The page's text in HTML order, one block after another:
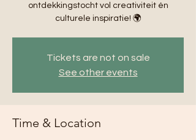
ontdekkingstocht vol creativiteit én
culturele inspiratie! 🌍
Tickets are not on sale
See other events
Time & Location